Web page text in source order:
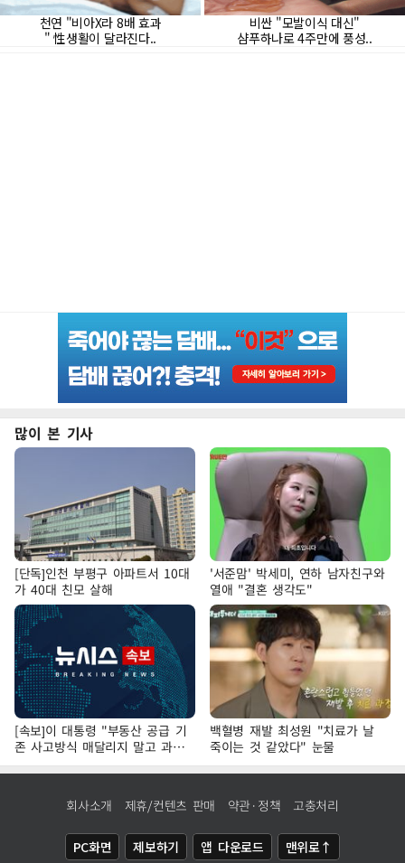
많이 본 기사
[단독]인천 부평구 아파트서 10대
가 40대 친모 살해
'서준맘' 박세미, 연하 남자친구와
열애 "결혼 생각도"
[속보]이 대통령 "부동산 공급 기
존 사고방식 매달리지 말고 과감
히 실천"
백혈병 재발 최성원 "치료가 날
죽이는 것 같았다" 눈물
회사소개 제휴/컨텐츠 판매 약관·정책 고충처리
PC화면 제보하기 앱 다운로드 맨위로↑